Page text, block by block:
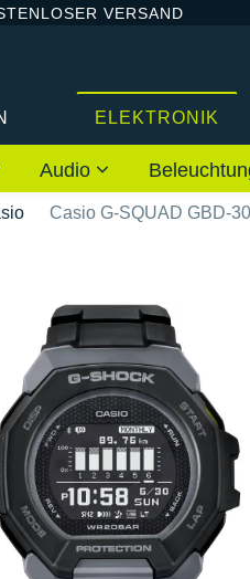
VERSAND
ELEKTRONIK
Audio
Casio G-SQUAD GBD-